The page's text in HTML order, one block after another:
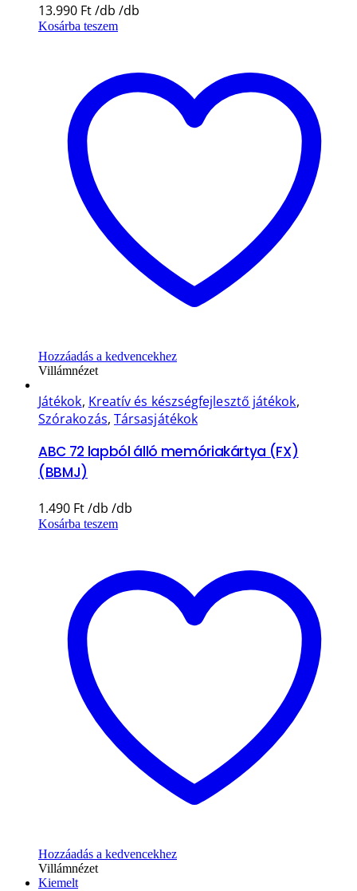
13.990 Ft
Kosárba teszem
Hozzáadás a kedvencekhez
Villámnézet
Játékok, Kreatív és készségfejlesztő játékok,
Szórakozás, Társasjátékok
ABC 72 lapból álló memóriakártya (FX)
(BBMJ)
1.490 Ft
Kosárba teszem
Hozzáadás a kedvencekhez
Villámnézet
Kiemelt